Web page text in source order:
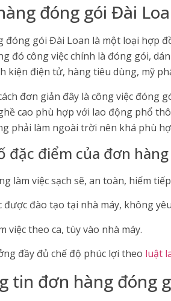
đóng gói Đài
đóng gói Đài Loan là một loại hợp
đó công việc chính là đóng gói,
kiện điện tử, hàng tiêu dùng, mỹ
đơn giản đây là công việc đóng
cao phù hợp với lao động phổ
phải làm ngoài trời nên khá phù
đặc điểm của đơn
làm việc sạch sẽ, an toàn, hiếm
được đào tạo tại nhà máy, không
việc theo ca, tùy vào nhà máy.
đầy đủ chế độ phúc lợi theo luật
tin đơn hàng đóng